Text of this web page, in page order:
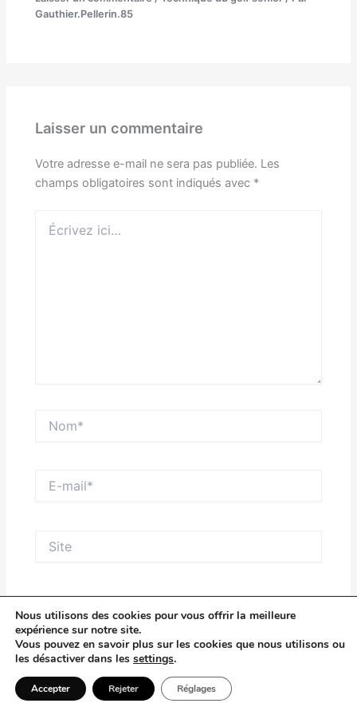
Gauthier.Pellerin.85
Laisser un commentaire
Votre adresse e-mail ne sera pas publiée. Les
champs obligatoires sont indiqués avec *
ici…
mail*
le navigateur pour mon prochain commentaire.
Saisissez votre réponse en chiffres
2 + 14 =
Nous utilisons des cookies pour vous offrir la meilleure
expérience sur notre site.
Vous pouvez en savoir plus sur les cookies que nous utilisons ou
les désactiver dans les settings.
Accepter Rejeter Réglages